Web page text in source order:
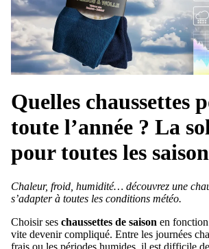
Quelles chaussettes
toute l’année ? La
pour toutes les
Chaleur, froid, humidité… découvrez une
s’adapter à toutes les conditions météo.
Choisir ses chaussettes de saison en
vite devenir compliqué. Entre les journées
frais ou les périodes humides, il est difficile